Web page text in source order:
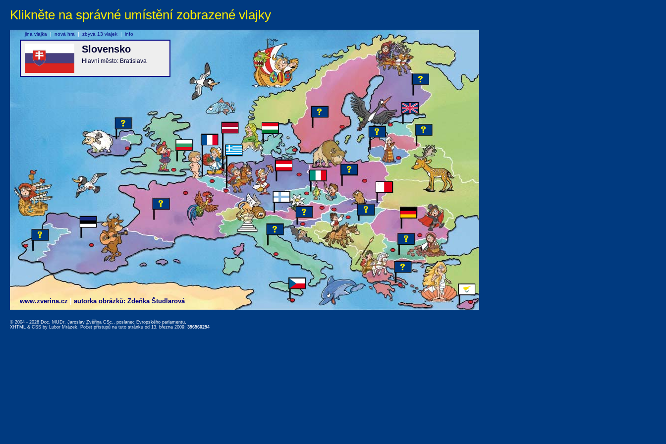
Klikněte na správné umístění zobrazené vlajky
www.zverina.cz autorka obrázků: Zdeňka Študlarová
Slovensko
Hlavní město: Bratislava
jiná vlajka | nová hra | zbývá 13 vlajek | info
© 2004 - 2026 Doc. MUDr. Jaroslav Zvěřina CSc., poslanec Evropského parlamentu,
XHTML & CSS by Lubor Mrázek. Počet přístupů na tuto stránku od 13. března 2009: 396560294